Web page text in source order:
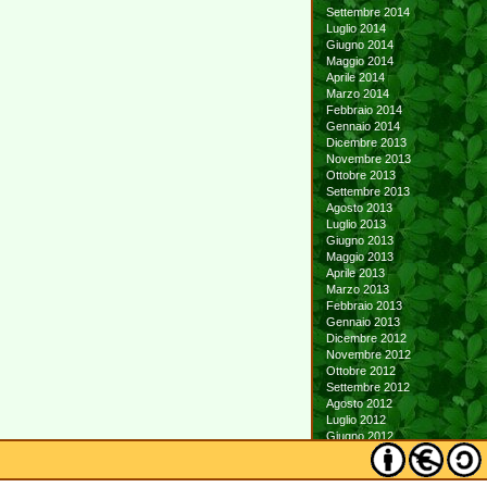
Settembre 2014
Luglio 2014
Giugno 2014
Maggio 2014
Aprile 2014
Marzo 2014
Febbraio 2014
Gennaio 2014
Dicembre 2013
Novembre 2013
Ottobre 2013
Settembre 2013
Agosto 2013
Luglio 2013
Giugno 2013
Maggio 2013
Aprile 2013
Marzo 2013
Febbraio 2013
Gennaio 2013
Dicembre 2012
Novembre 2012
Ottobre 2012
Settembre 2012
Agosto 2012
Luglio 2012
Giugno 2012
Maggio 2012
Aprile 2012